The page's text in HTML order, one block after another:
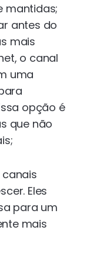
mantidas;
antes do
mais
o canal
uma
opção é
que não
canais
Eles
para um
mais